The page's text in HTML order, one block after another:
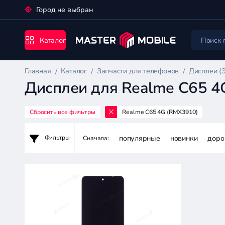
Город не выбран
Каталог
Главная Каталог Запчасти для телефонов Дисплеи
Дисплеи для Realme C65
для
телефонов
Сбросить все фильтры Realme C65 4G (RMX3910)
Фильтры Сначала: популярные новинки